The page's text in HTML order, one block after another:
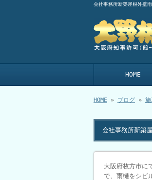
会社事務所新築屋根外壁
HOME
HOME » ブログ »
会社事務所新築
大阪府枚方市に
で、雨樋をシビ